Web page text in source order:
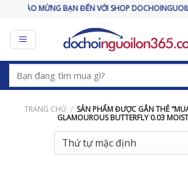
content
CHÀO MỪNG BẠN ĐẾN VỚI SHOP
Tìm
kiếm:
TRANG CHỦ / SẢN PHẨM ĐƯỢC GẮN THẺ
GLAMOUROUS BUTTERFLY 0.03